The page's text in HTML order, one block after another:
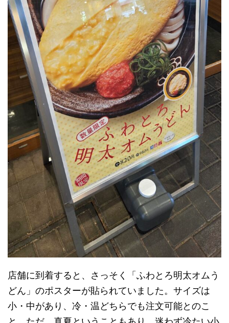
店舗に到着すると、さっそく「ふわとろ明太オムう
どん」のポスターが貼られていました。サイズは
小・中があり、冷・温どちらでも注文可能とのこ